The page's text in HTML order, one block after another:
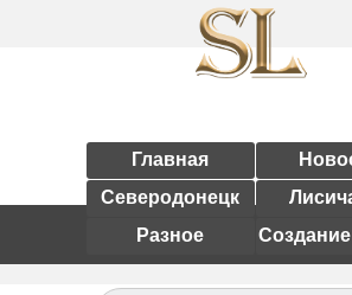
Главная
Северодонецк
Разное